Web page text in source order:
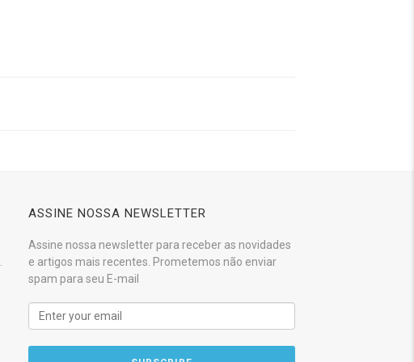
ASSINE NOSSA NEWSLETTER
Assine nossa newsletter para receber as novidades
e artigos mais recentes. Prometemos não enviar
spam para seu E-mail